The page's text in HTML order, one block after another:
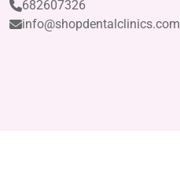
682607326
info@shopdentalclinics.com